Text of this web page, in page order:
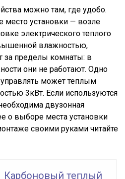
можно там, где удобо.
место установки — возле
электрического теплого
влажностью,
за пределы комнаты: в
они не работают. Одно
управлять может теплым
3кВт. Если используются
двузонная
о выборе места установки
своими руками читайте
Карбоновый теплый